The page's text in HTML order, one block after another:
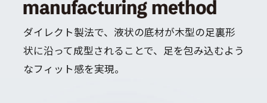
ダイレクト製法で、液状の底材が木型の足裏形
状に沿って成型されることで、 足を包み込むよう
なフィット感を実現。